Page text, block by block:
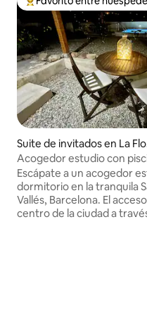
Favorito entre huéspedes
Suite de invitados en La
esta
Acogedor estudio con
privada, cama y baño
Escápate a un acogedor
dormitorio en la tranquila
Vallés, Barcelona. El
centro de la ciudad a